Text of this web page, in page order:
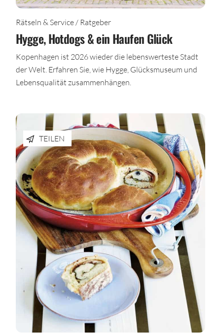
Rätseln & Service / Ratgeber
Hygge, Hotdogs & ein Haufen Glück
Kopenhagen ist 2026 wieder die lebenswerteste Stadt
der Welt. Erfahren Sie, wie Hygge, Glücksmuseum und
Lebensqualität zusammenhängen.
TEILEN